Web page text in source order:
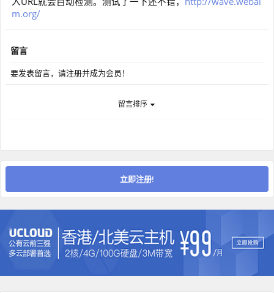
m.org/
留言
要发表留言，请注册并成为会员！
留言排序
立即注册!